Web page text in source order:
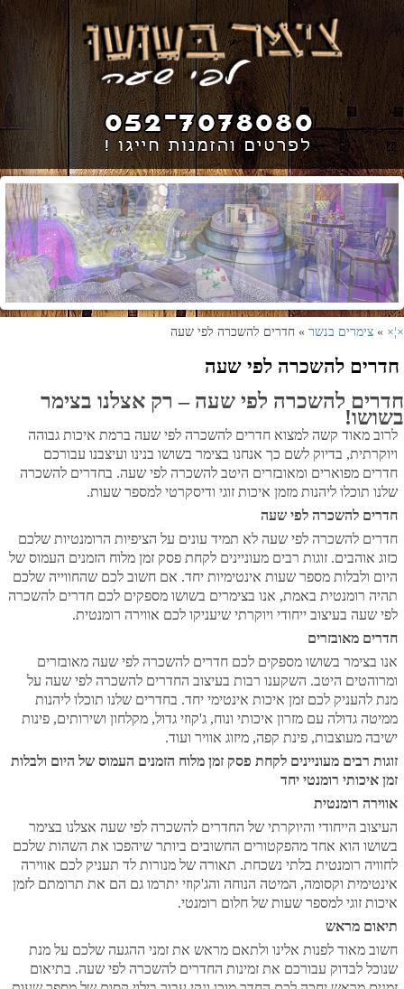
×¦×
» צימרים בנשר » חדרים להשכרה לפי שעה
חדרים להשכרה לפי שעה
חדרים להשכרה לפי שעה – רק אצלנו בצימר
בשושו!
לרוב מאוד קשה למצוא חדרים להשכרה לפי שעה ברמת איכות גבוהה
ויוקרתית, בדיוק לשם כך אנחנו בצימר בשושו בנינו ועיצבנו עבורכם
חדרים מפוארים ומאובזרים היטב להשכרה לפי שעה. בחדרים להשכרה
שלנו תוכלו ליהנות מזמן איכות זוגי ודיסקרטי למספר שעות.
חדרים להשכרה לפי שעה
חדרים להשכרה לפי שעה לא תמיד עונים על הציפיות הרומנטיות שלכם
כזוג אוהבים. זוגות רבים מעוניינים לקחת פסק זמן מלוח הזמנים העמוס של
היום ולבלות מספר שעות אינטימיות יחד. אם חשוב לכם שהחווייה שלכם
תהיה רומנטית באמת, אנו בצימרים בשושו מספקים לכם חדרים להשכרה
לפי שעה בעיצוב ייחודי ויוקרתי שיעניקו לכם אווירה רומנטית.
חדרים מאובזרים
אנו בצימר בשושו מספקים לכם חדרים להשכרה לפי שעה מאובזרים
ומרוהטים היטב. השקענו רבות בעיצוב החדרים להשכרה לפי שעה על
מנת להעניק לכם זמן איכות אינטימי יחד. בחדרים שלנו תוכלו ליהנות
ממיטה גדולה עם מזרון איכותי ונוח, ג'קוזי גדול, מקלחון ושירותים, פינות
ישיבה מעוצבות, פינת קפה, מיזוג אוויר ועוד.
זוגות רבים מעוניינים לקחת פסק זמן מלוח הזמנים העמוס של היום ולבלות
זמן איכותי רומנטי יחד
אווירה רומנטית
העיצוב הייחודי והיוקרתי של החדרים להשכרה לפי שעה אצלנו בצימר
בשושו הוא אחד מהפקטורים החשובים ביותר שיהפכו את השהות שלכם
לחוויה רומנטית בלתי נשכחת. תאורה של מנורות לד תעניק לכם אווירה
אינטימית וקסומה, המיטה הנוחה והג'קוזי יתרמו גם הם את תרומתם לזמן
איכות זוגי למספר שעות של חלום רומנטי.
תיאום מראש
חשוב מאוד לפנות אלינו ולתאם מראש את זמני ההגעה שלכם על מנת
שנוכל לבדוק עבורכם את זמינות החדרים להשכרה לפי שעה. בתיאום